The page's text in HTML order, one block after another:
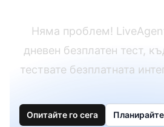
Няма проблем!
дневен безплатен тест,
тествате безплатната
Опитайте го сега